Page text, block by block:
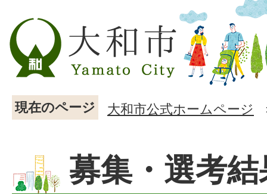
現在のページ 大和市公式ホームページ
募集・選考結